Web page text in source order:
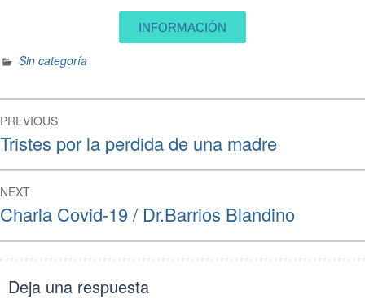
INFORMACIÓN
Sin categoría
PREVIOUS
Tristes por la perdida de una madre
NEXT
Charla Covid-19 / Dr.Barrios Blandino
Deja una respuesta